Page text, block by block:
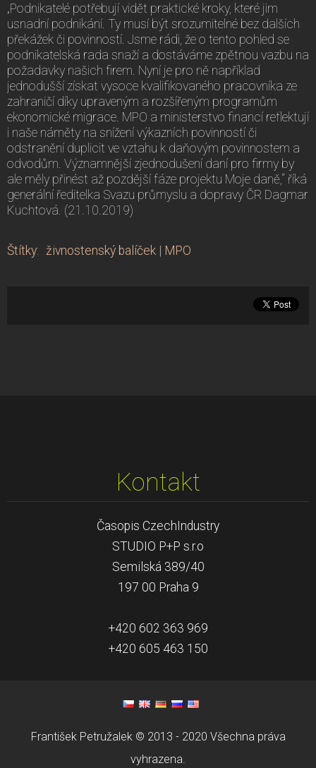
„Podnikatelé potřebují vidět praktické kroky, které jim
usnadní podnikání. Ty musí být srozumitelné bez dalších
překážek či povinností. Jsme rádi, že o tento pohled se
podnikatelská rada snaží a dostáváme zpětnou vazbu na
požadavky našich firem. Nyní je pro ně například
jednodušší získat vysoce kvalifikovaného pracovníka ze
zahraničí díky upraveným a rozšířeným programům
ekonomické migrace. MPO a ministerstvo financí reflektují
i naše náměty na snížení výkazních povinností či
odstranění duplicit ve vztahu k daňovým povinnostem a
odvodům. Významnější zjednodušení daní pro firmy by
ale měly přinést až pozdější fáze projektu Moje daně,“ říká
generální ředitelka Svazu průmyslu a dopravy ČR Dagmar
Kuchtová. (21.10.2019)
Štítky: živnostenský balíček | MPO
Kontakt
Časopis CzechIndustry
STUDIO P+P s.r.o
Semilská 389/40
197 00 Praha 9
+420 602 363 969
+420 605 463 150
František Petružalek © 2013 - 2020 Všechna práva
vyhrazena.